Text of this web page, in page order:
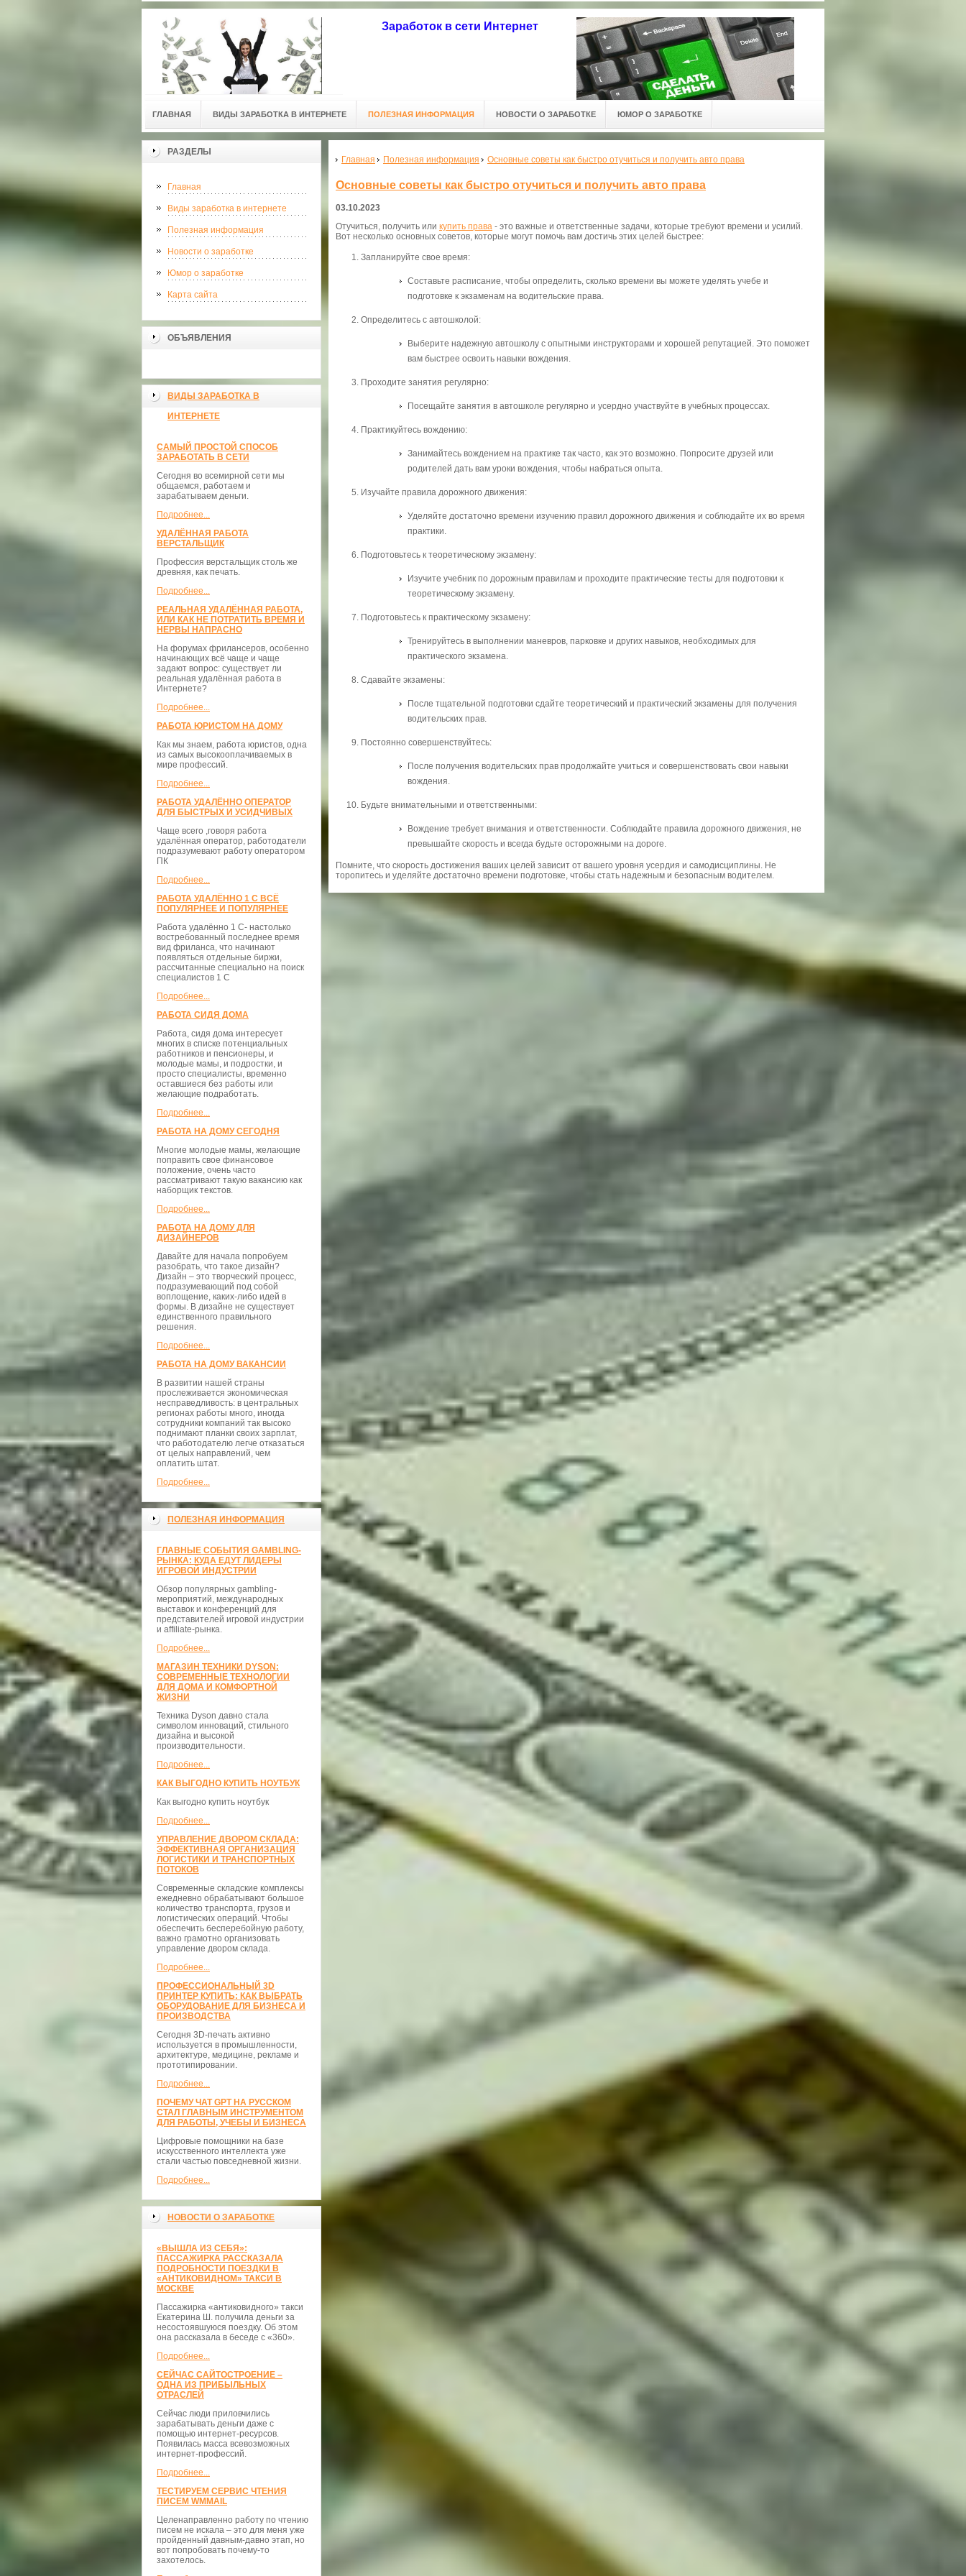
Заработок в сети Интернет
ГЛАВНАЯ ВИДЫ ЗАРАБОТКА В ИНТЕРНЕТЕ ПОЛЕЗНАЯ ИНФОРМАЦИЯ НОВОСТИ О ЗАРАБОТКЕ ЮМОР О ЗАРАБОТКЕ
РАЗДЕЛЫ
Главная
Виды заработка в интернете
Полезная информация
Новости о заработке
Юмор о заработке
Карта сайта
ОБЪЯВЛЕНИЯ
ВИДЫ ЗАРАБОТКА В
ИНТЕРНЕТЕ
САМЫЙ ПРОСТОЙ СПОСОБ
ЗАРАБОТАТЬ В СЕТИ
Сегодня во всемирной сети мы
общаемся, работаем и
зарабатываем деньги.
Подробнее...
УДАЛЁННАЯ РАБОТА
ВЕРСТАЛЬЩИК
Профессия верстальщик столь же
древняя, как печать.
Подробнее...
РЕАЛЬНАЯ УДАЛЁННАЯ РАБОТА,
ИЛИ КАК НЕ ПОТРАТИТЬ ВРЕМЯ И
НЕРВЫ НАПРАСНО
На форумах фрилансеров, особенно
начинающих всё чаще и чаще
задают вопрос: существует ли
реальная удалённая работа в
Интернете?
Подробнее...
РАБОТА ЮРИСТОМ НА ДОМУ
Как мы знаем, работа юристов, одна
из самых высокооплачиваемых в
мире профессий.
Подробнее...
РАБОТА УДАЛЁННО ОПЕРАТОР
ДЛЯ БЫСТРЫХ И УСИДЧИВЫХ
Чаще всего ,говоря работа
удалённая оператор, работодатели
подразумевают работу оператором
ПК
Подробнее...
РАБОТА УДАЛЁННО 1 С ВСЁ
ПОПУЛЯРНЕЕ И ПОПУЛЯРНЕЕ
Работа удалённо 1 С- настолько
востребованный последнее время
вид фриланса, что начинают
появляться отдельные биржи,
рассчитанные специально на поиск
специалистов 1 С
Подробнее...
РАБОТА СИДЯ ДОМА
Работа, сидя дома интересует
многих в списке потенциальных
работников и пенсионеры, и
молодые мамы, и подростки, и
просто специалисты, временно
оставшиеся без работы или
желающие подработать.
Подробнее...
РАБОТА НА ДОМУ СЕГОДНЯ
Многие молодые мамы, желающие
поправить свое финансовое
положение, очень часто
рассматривают такую вакансию как
наборщик текстов.
Подробнее...
РАБОТА НА ДОМУ ДЛЯ
ДИЗАЙНЕРОВ
Давайте для начала попробуем
разобрать, что такое дизайн?
Дизайн – это творческий процесс,
подразумевающий под собой
воплощение, каких-либо идей в
формы. В дизайне не существует
единственного правильного
решения.
Подробнее...
РАБОТА НА ДОМУ ВАКАНСИИ
В развитии нашей страны
прослеживается экономическая
несправедливость: в центральных
регионах работы много, иногда
сотрудники компаний так высоко
поднимают планки своих зарплат,
что работодателю легче отказаться
от целых направлений, чем
оплатить штат.
Подробнее...
ПОЛЕЗНАЯ ИНФОРМАЦИЯ
ГЛАВНЫЕ СОБЫТИЯ GAMBLING-
РЫНКА: КУДА ЕДУТ ЛИДЕРЫ
ИГРОВОЙ ИНДУСТРИИ
Обзор популярных gambling-
мероприятий, международных
выставок и конференций для
представителей игровой индустрии
и affiliate-рынка.
Подробнее...
МАГАЗИН ТЕХНИКИ DYSON:
СОВРЕМЕННЫЕ ТЕХНОЛОГИИ
ДЛЯ ДОМА И КОМФОРТНОЙ
ЖИЗНИ
Техника Dyson давно стала
символом инноваций, стильного
дизайна и высокой
производительности.
Подробнее...
КАК ВЫГОДНО КУПИТЬ НОУТБУК
Как выгодно купить ноутбук
Подробнее...
УПРАВЛЕНИЕ ДВОРОМ СКЛАДА:
ЭФФЕКТИВНАЯ ОРГАНИЗАЦИЯ
ЛОГИСТИКИ И ТРАНСПОРТНЫХ
ПОТОКОВ
Современные складские комплексы
ежедневно обрабатывают большое
количество транспорта, грузов и
логистических операций. Чтобы
обеспечить бесперебойную работу,
важно грамотно организовать
управление двором склада.
Подробнее...
ПРОФЕССИОНАЛЬНЫЙ 3D
ПРИНТЕР КУПИТЬ: КАК ВЫБРАТЬ
ОБОРУДОВАНИЕ ДЛЯ БИЗНЕСА И
ПРОИЗВОДСТВА
Сегодня 3D-печать активно
используется в промышленности,
архитектуре, медицине, рекламе и
прототипировании.
Подробнее...
ПОЧЕМУ ЧАТ GPT НА РУССКОМ
СТАЛ ГЛАВНЫМ ИНСТРУМЕНТОМ
ДЛЯ РАБОТЫ, УЧЕБЫ И БИЗНЕСА
Цифровые помощники на базе
искусственного интеллекта уже
стали частью повседневной жизни.
Подробнее...
НОВОСТИ О ЗАРАБОТКЕ
«ВЫШЛА ИЗ СЕБЯ»:
ПАССАЖИРКА РАССКАЗАЛА
ПОДРОБНОСТИ ПОЕЗДКИ В
«АНТИКОВИДНОМ» ТАКСИ В
МОСКВЕ
Пассажирка «антиковидного» такси
Екатерина Ш. получила деньги за
несостоявшуюся поездку. Об этом
она рассказала в беседе с «360».
Подробнее...
СЕЙЧАС САЙТОСТРОЕНИЕ –
ОДНА ИЗ ПРИБЫЛЬНЫХ
ОТРАСЛЕЙ
Сейчас люди приловчились
зарабатывать деньги даже с
помощью интернет-ресурсов.
Появилась масса всевозможных
интернет-профессий.
Подробнее...
ТЕСТИРУЕМ СЕРВИС ЧТЕНИЯ
ПИСЕМ WMMAIL
Целенаправленно работу по чтению
писем не искала – это для меня уже
пройденный давным-давно этап, но
вот попробовать почему-то
захотелось.
Главная Полезная информация Основные советы как быстро отучиться и получить авто права
Основные советы как быстро отучиться и получить авто права
03.10.2023
Отучиться, получить или купить права - это важные и ответственные задачи, которые требуют времени и усилий.
Вот несколько основных советов, которые могут помочь вам достичь этих целей быстрее:
Запланируйте свое время:
Составьте расписание, чтобы определить, сколько времени вы можете уделять учебе и
подготовке к экзаменам на водительские права.
Определитесь с автошколой:
Выберите надежную автошколу с опытными инструкторами и хорошей репутацией. Это поможет
вам быстрее освоить навыки вождения.
Проходите занятия регулярно:
Посещайте занятия в автошколе регулярно и усердно участвуйте в учебных процессах.
Практикуйтесь вождению:
Занимайтесь вождением на практике так часто, как это возможно. Попросите друзей или
родителей дать вам уроки вождения, чтобы набраться опыта.
Изучайте правила дорожного движения:
Уделяйте достаточно времени изучению правил дорожного движения и соблюдайте их во время
практики.
Подготовьтесь к теоретическому экзамену:
Изучите учебник по дорожным правилам и проходите практические тесты для подготовки к
теоретическому экзамену.
Подготовьтесь к практическому экзамену:
Тренируйтесь в выполнении маневров, парковке и других навыков, необходимых для
практического экзамена.
Сдавайте экзамены:
После тщательной подготовки сдайте теоретический и практический экзамены для получения
водительских прав.
Постоянно совершенствуйтесь:
После получения водительских прав продолжайте учиться и совершенствовать свои навыки
вождения.
Будьте внимательными и ответственными:
Вождение требует внимания и ответственности. Соблюдайте правила дорожного движения, не
превышайте скорость и всегда будьте осторожными на дороге.
Помните, что скорость достижения ваших целей зависит от вашего уровня усердия и самодисциплины. Не
торопитесь и уделяйте достаточно времени подготовке, чтобы стать надежным и безопасным водителем.